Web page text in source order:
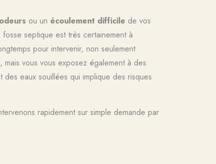
ou un écoulement difficile de vos
septique est très certainement à
pour intervenir, non seulement
mais vous vous exposez également à des
des eaux souillées qui implique des risques
rapidement sur simple demande par